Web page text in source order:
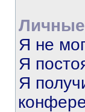
Я не
Я
Я